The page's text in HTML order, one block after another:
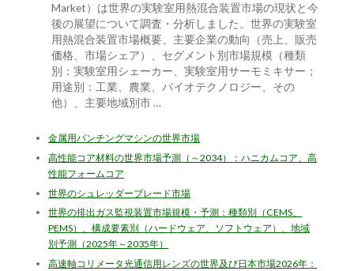
Market）は世界の実験室用熱混合装置市場の現状と今
後の展望について調査・分析しました。世界の実験室
用熱混合装置市場概要、主要企業の動向（売上、販売
価格、市場シェア）、セグメント別市場規模（種類
別：実験室用シェーカー、実験室用サーモミキサー；
用途別：工業、農業、バイオテクノロジー、その
他）、主要地域別市 …
金属用パンチングマシンの世界市場
高性能コア材料の世界市場予測（～2034）：ハニカムコア、高
性能フォームコア
世界のシュレッダーブレード市場
世界の排出ガス監視装置市場規模・予測：種類別（CEMS、
PEMS）、構成要素別（ハードウェア、ソフトウェア）、地域
別予測（2025年～2035年）
高速軸コリメータ光通信用レンズの世界及び日本市場2026年：